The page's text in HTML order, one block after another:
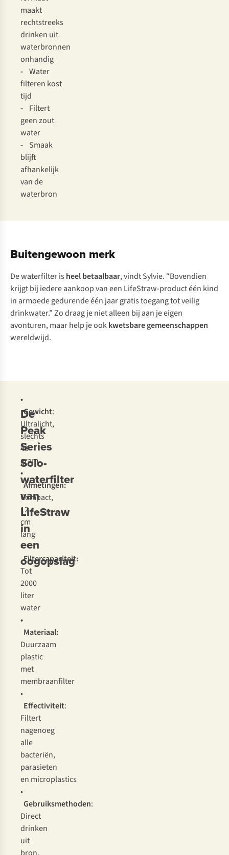
maakt
rechtstreeks
drinken uit
waterbronnen
onhandig
- Water
filteren kost
tijd
- Filtert
geen zout
water
- Smaak
blijft
afhankelijk
van de
waterbron
Buitengewoon merk
De waterfilter is heel betaalbaar, vindt Sylvie. “Bovendien
krijgt bij iedere aankoop van een LifeStraw-product één kind
in armoede gedurende één jaar gratis toegang tot veilig
drinkwater.” Zo draag je niet alleen bij aan je eigen
avonturen, maar help je ookkwetsbare gemeenschappen
wereldwijd.
De
Peak
Series
Solo-
waterfilter
van
LifeStraw
in
een
oogopslag
•
Gewicht:
Ultralicht,
slechts
48
gram
•
Afmetingen:
Compact,
12
cm
lang
•
Filtercapaciteit:
Tot
2000
liter
water
•
Materiaal:
Duurzaam
plastic
met
membraanfilter
•
Effectiviteit:
Filtert
nagenoeg
alle
bacteriën,
parasieten
en microplastics
•
Gebruiksmethoden:
Direct
drinken
uit